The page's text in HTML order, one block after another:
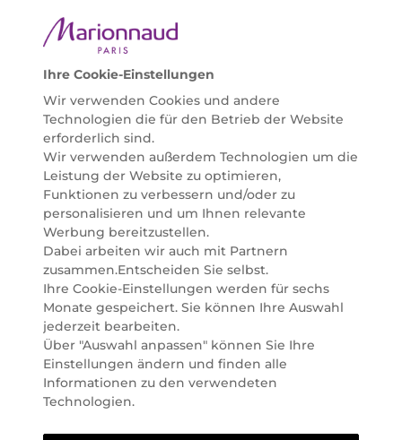
Bedürfnissen individuell mit der perfekten Lösung
helfen zu können. Entdecken Sie auch unsere
Online Beauty Beratungen und bestellen Sie ganz
einfach alles für Ihre Beauty Routine direkt nach
Hause oder in Ihre Wunsch-Parfümerie liefern.
BERATUNG & EXPERTISE
Marionnaud wurde im Jahr 1984 in Paris gegründet
und ist seit 2001 in Österreich vertreten. Mit rund 80
Parfümerien und unserem Online Shop sind wir
Marktführer im selektiven Beautyhandel in
Österreich. Seit 2023 liefern wir auch nach
Deutschland. Durch abwechselnde Aktionen und
attraktive Angebote zu allen Anlässen finden Sie bei
Marionnaud alles, was Beauty Herzen höherschlagen
lässt. Wir glauben fest daran, dass Freude auf viele
Arten geschaffen werden kann. Vom beruhigenden
und pflegenden Gefühl Ihrer Lieblingsaugencreme
bis zur positiven Verpflichtung zu nachhaltigen
Rohstoffen. Darum suchen wir jeden Tag nach
Wegen, um Ihnen das tägliche Wohlfühlen zu
Ihre Cookie-Einstellungen
Wir verwenden Cookies und andere
Technologien die für den Betrieb der Website
erforderlich sind.
Wir verwenden außerdem Technologien um die
Leistung der Website zu optimieren,
Funktionen zu verbessern und/oder zu
personalisieren und um Ihnen relevante
Werbung bereitzustellen.
Dabei arbeiten wir auch mit Partnern
zusammen.Entscheiden Sie selbst.
Ihre Cookie-Einstellungen werden für sechs
Monate gespeichert. Sie können Ihre Auswahl
jederzeit bearbeiten.
Über "Auswahl anpassen" können Sie Ihre
Einstellungen ändern und finden alle
Informationen zu den verwendeten
Technologien.